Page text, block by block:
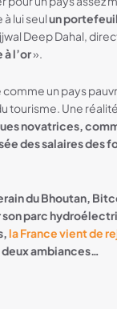
lui seulun
Deep Dahal,
l’or».
un pays
tourisme. Une
novatrices,
des salaires des
du Bhoutan,
parc
la France vient de
deux ambiances…